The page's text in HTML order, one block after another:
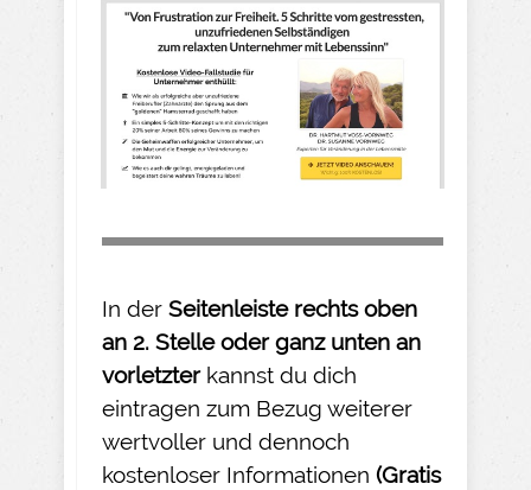
In der Seitenleiste rechts oben
an 2. Stelle oder ganz unten an
vorletzter kannst du dich
eintragen zum Bezug weiterer
wertvoller und dennoch
kostenloser Informationen (Gratis